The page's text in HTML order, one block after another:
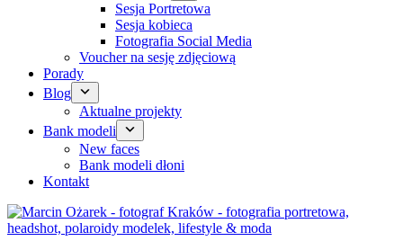
Sesja Portretowa
Sesja kobieca
Fotografia Social Media
Voucher na sesję zdjęciową
Porady
Blog
Aktualne projekty
Bank modeli
New faces
Bank modeli dłoni
Kontakt